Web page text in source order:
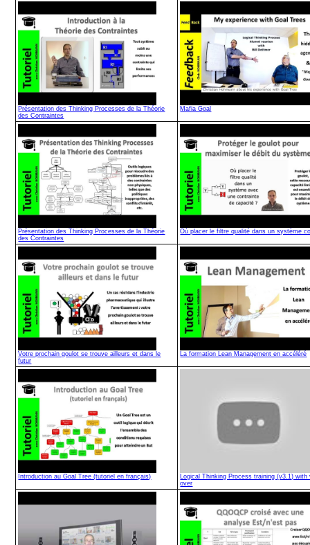
Présentation des Thinking Processes de la Théorie
des Contraintes
Mafia Goal
Présentation des Thinking Processes de la Théorie
des Contraintes
Où placer le filtre qualité dans un système
Votre prochain goulot se trouve ailleurs et dans le
futur
La formation Lean Management en accéléré
Introduction au Goal Tree (tutoriel en français)
Logical Thinking Process training (v3.1) with
over